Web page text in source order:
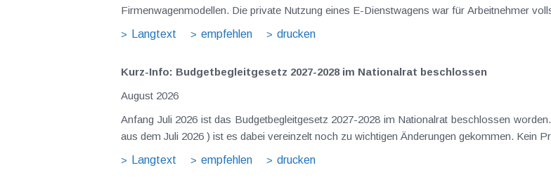
Firmenwagenmodellen. Die private Nutzung eines E-Dienstwagens war für Arbeitnehmer
Langtext
empfehlen drucken
Kurz-Info: Budgetbegleitgesetz 2027-2028 im Nationalrat beschlossen
August 2026
Anfang Juli 2026 ist das Budgetbegleitgesetz 2027-2028 im Nationalrat beschlossen
aus dem Juli 2026
Langtext
empfehlen drucken